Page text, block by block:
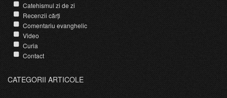
Catehismul zi de zi
Recenzii cărți
Comentariu evanghelic
Video
Curia
Contact
CATEGORII ARTICOLE